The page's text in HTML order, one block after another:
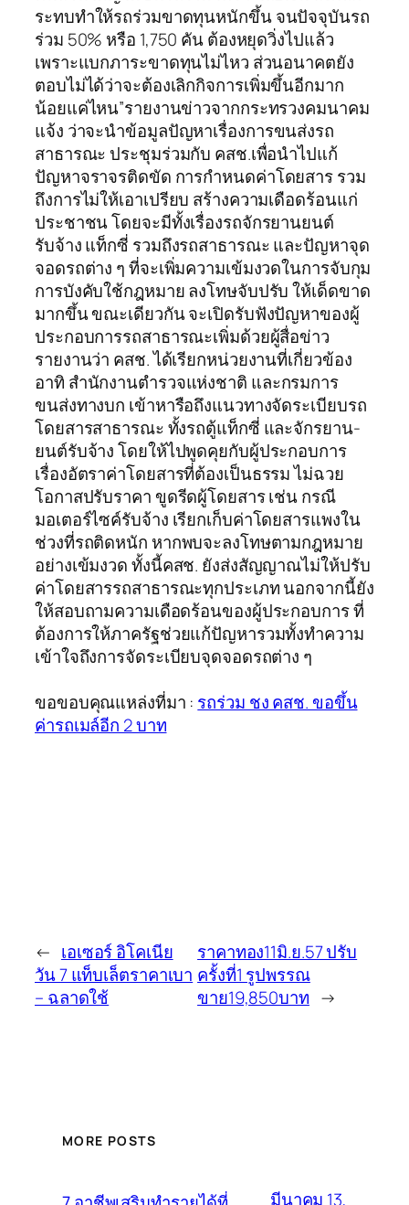
ระทบทำให้รถร่วมขาดทุนหนักขึ้น จนปัจจุบันรถ
ร่วม 50% หรือ 1,750 คัน ต้องหยุดวิ่งไปแล้ว
เพราะแบกภาระขาดทุนไม่ไหว ส่วนอนาคตยัง
ตอบไม่ได้ว่าจะต้องเลิกกิจการเพิ่มขึ้นอีกมาก
น้อยแค่ไหน”รายงานข่าวจากกระทรวงคมนาคม
แจ้ง ว่าจะนำข้อมูลปัญหาเรื่องการขนส่งรถ
สาธารณะ ประชุมร่วมกับ คสช.เพื่อนำไปแก้
ปัญหาจราจรติดขัด การกำหนดค่าโดยสาร รวม
ถึงการไม่ให้เอาเปรียบ สร้างความเดือดร้อนแก่
ประชาชน โดยจะมีทั้งเรื่องรถจักรยานยนต์
รับจ้าง แท็กซี่ รวมถึงรถสาธารณะ และปัญหาจุด
จอดรถต่าง ๆ ที่จะเพิ่มความเข้มงวดในการจับกุม
การบังคับใช้กฎหมาย ลงโทษจับปรับ ให้เด็ดขาด
มากขึ้น ขณะเดียวกัน จะเปิดรับฟังปัญหาของผู้
ประกอบการรถสาธารณะเพิ่มด้วยผู้สื่อข่าว
รายงานว่า คสช. ได้เรียกหน่วยงานที่เกี่ยวข้อง
อาทิ สำนักงานตำรวจแห่งชาติ และกรมการ
ขนส่งทางบก เข้าหารือถึงแนวทางจัดระเบียบรถ
โดยสารสาธารณะ ทั้งรถตู้แท็กซี่ และจักรยาน-
ยนต์รับจ้าง โดยให้ไปพูดคุยกับผู้ประกอบการ
เรื่องอัตราค่าโดยสารที่ต้องเป็นธรรม ไม่ฉวย
โอกาสปรับราคา ขูดรีดผู้โดยสาร เช่น กรณี
มอเตอร์ไซค์รับจ้าง เรียกเก็บค่าโดยสารแพงใน
ช่วงที่รถติดหนัก หากพบจะลงโทษตามกฎหมาย
อย่างเข้มงวด ทั้งนี้คสช. ยังส่งสัญญาณไม่ให้ปรับ
ค่าโดยสารรถสาธารณะทุกประเภท นอกจากนี้ยัง
ให้สอบถามความเดือดร้อนของผู้ประกอบการ ที่
ต้องการให้ภาครัฐช่วยแก้ปัญหารวมทั้งทำความ
เข้าใจถึงการจัดระเบียบจุดจอดรถต่าง ๆ
ขอขอบคุณแหล่งที่มา : รถร่วม ชง คสช. ขอขึ้น
ค่ารถเมล์อีก 2 บาท
← เอเซอร์ อิโคเนีย
วัน 7 แท็บเล็ตราคาเบา
– ฉลาดใช้
ราคาทอง11มิ.ย.57 ปรับ
ครั้งที่1 รูปพรรณ
ขาย19,850บาท →
MORE POSTS
มีนาคม 13,